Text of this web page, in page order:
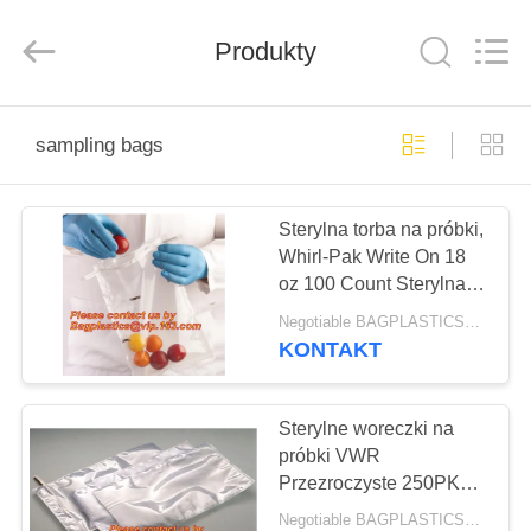
PRODUKTY
WYCIECZKA
PO
FABRYCE
PRODUCTS
CO.,LTD..
Produkty
sampling bags
Sterylna torba na próbki,
Whirl-Pak Write On 18
oz 100 Count Sterylna
torba na próbki Farma
hodowlana Ranczo,
Negotiable BAGPLASTICS@YAHOO.COM MOQ:1000 sztuk Skype: mydearneil
KONTAKT
Sterylne woreczki na
próbki VWR
Przezroczyste 250PK
1650 ml 4MIL, Whirl-Pak
Negotiable BAGPLASTICS@YAHOO.COM MOQ:1000 sztuk Skype: mydearneil